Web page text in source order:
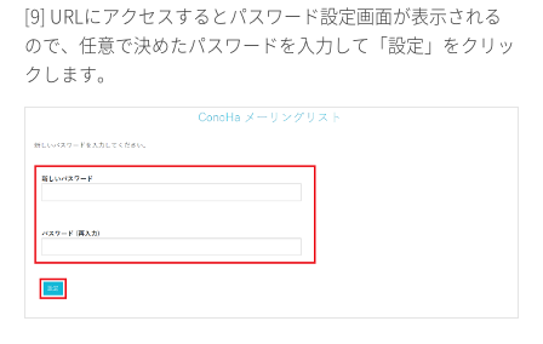
[9] URLにアクセスするとパスワード設定画面が表示される
ので、任意で決めたパスワードを入力して「設定」をクリッ
クします。